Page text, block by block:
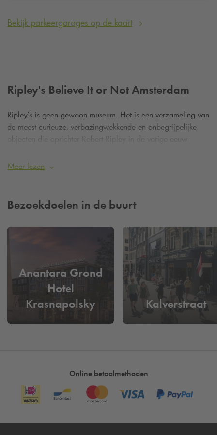
Bekijk parkeergarages op de kaart
Ripley's Believe It or Not Amsterdam
Ripley’s is geen gewoon museum. Het is een verzameling van
de meest curieuze, verbazingwekkende en onbegrijpelijke
objecten die oprichter Robert Ripley in de vorige eeuw
echte menselijke schedel die tot kunst is gemaakt, tot een
zijn?”.
verbazing in de andere valt. Ontmoet mensen met de langste
nagels ter wereld of de man die zijn lichaam volledig liet
tatoeëren in de Kamer van Records. Laat je ogen bedriegen
in de draaiende tunnel of verdwijn compleet in een
spiegellabyrint in de verschillende Illusieruimtes. Of bekijk
een mummie, een tweekoppige geit en andere biologische
wonderen bij de Rare Realiteiten. Laat je hoofd zweven in
optische illusies. Kinderen én volwassenen kunnen zich
van de stad, op een steenworp afstand van deDam, de
Kalverstraat en
Amsterdam Centraal Station
Meer lezen
Bezoekdoelen in de buurt
Anantara Grond
Hotel
Krasnapolsky
Kalverstraat
Online betaalmethoden